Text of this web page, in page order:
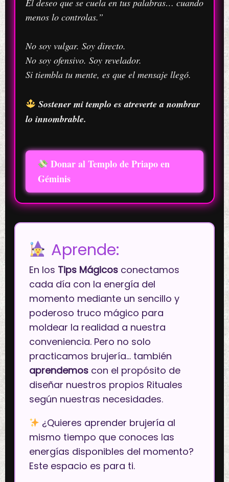
menos lo controlas.”
No soy vulgar. Soy directo.
No soy ofensivo. Soy revelador.
Si tiembla tu mente, es que el mensaje llegó.
Sostener mi templo es atreverte a nombrar
lo innombrable.
Donar al Templo de Priapo en
Géminis
Aprende:
En los Tips Mágicosconectamos
cada día con la energía del
momento mediante un sencillo y
poderoso truco mágico para
moldear la realidad a nuestra
conveniencia. Pero no solo
practicamos brujería… también
aprendemoscon el propósito de
diseñar nuestros propios Rituales
según nuestras necesidades.
¿Quieres aprender brujería al
mismo tiempo que conoces las
energías disponibles del momento?
Este espacio es para ti.